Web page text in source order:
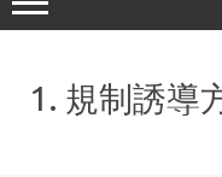
1. 規制誘導